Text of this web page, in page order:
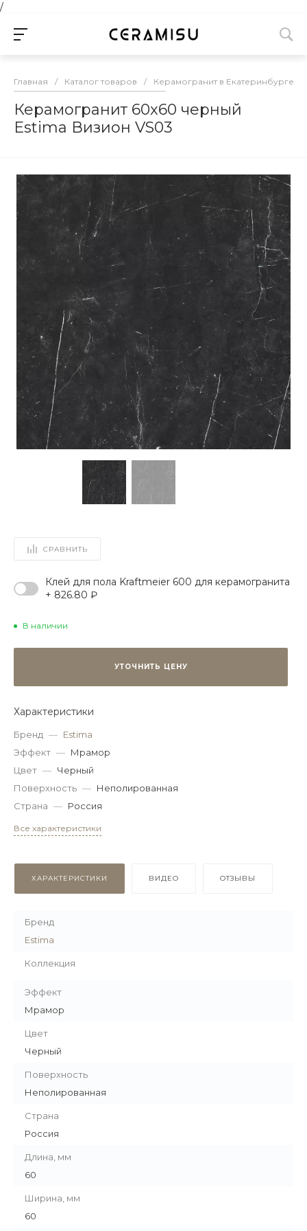
/
Главная / Каталог товаров / Керамогранит в Екатеринбурге
Керамогранит 60x60 черный
Estima Визион VS03
СРАВНИТЬ
Клей для пола Kraftmeier 600 для керамогранита
+ 826.80 ₽
В наличии
УТОЧНИТЬ ЦЕНУ
Характеристики
Бренд — Estima
Эффект — Мрамор
Цвет — Черный
Поверхность — Неполированная
Страна — Россия
Все характеристики
ХАРАКТЕРИСТИКИ ВИДЕО ОТЗЫВЫ
Бренд
Estima
Коллекция
Эффект
Мрамор
Цвет
Черный
Поверхность
Неполированная
Страна
Россия
Длина, мм
60
Ширина, мм
60